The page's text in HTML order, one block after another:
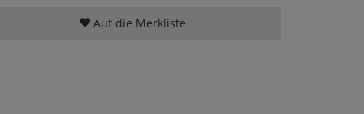
Auf die Merkliste